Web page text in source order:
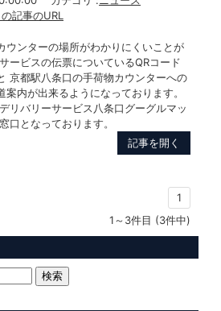
の記事のURL
ウンターの場所がわかりにくいことが
ービスの伝票についているQRコード
京都駅八条口の手荷物カウンターへの
内が出来るようになっております。
リバリーサービス八条口グーグルマッ
口となっております。
記事を開く
1
1～3件目 (3件中)